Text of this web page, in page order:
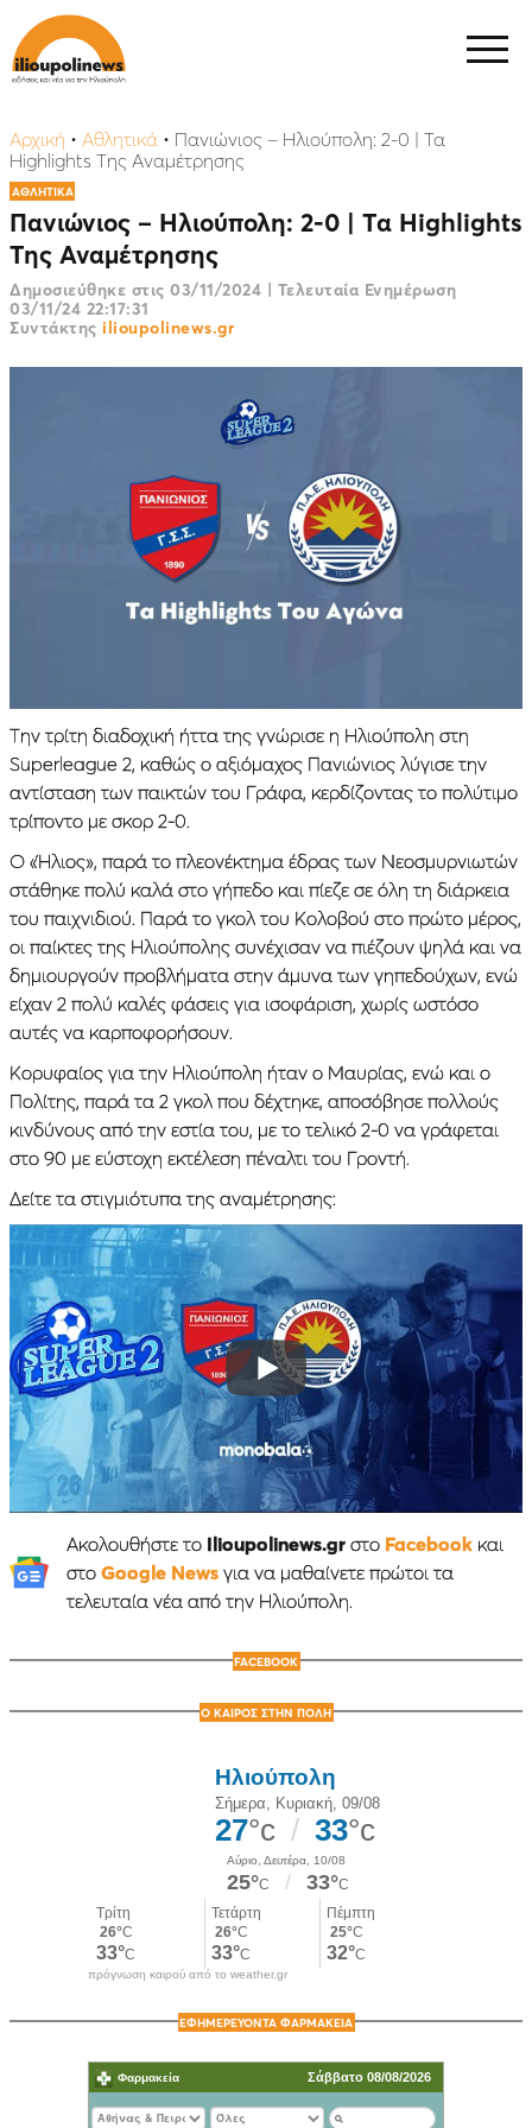
Αρχική • Αθλητικά • Πανιώνιος – Ηλιούπολη: 2-0 | Τα
Highlights Της Αναμέτρησης
ΑΘΛΗΤΙΚΑ
Πανιώνιος – Ηλιούπολη: 2-0 | Τα Highlights
Της Αναμέτρησης
Δημοσιεύθηκε στις 03/11/2024 | Τελευταία Ενημέρωση
03/11/24 22:17:31
Συντάκτης ilioupolinews.gr
Την τρίτη διαδοχική ήττα της γνώρισε η Ηλιούπολη στη
Superleague 2, καθώς ο αξιόμαχος Πανιώνιος λύγισε την
αντίσταση των παικτών του Γράφα, κερδίζοντας το πολύτιμο
τρίποντο με σκορ 2-0.
Ο «Ήλιος», παρά το πλεονέκτημα έδρας των Νεοσμυρνιωτών
στάθηκε πολύ καλά στο γήπεδο και πίεζε σε όλη τη διάρκεια
του παιχνιδιού. Παρά το γκολ του Κολοβού στο πρώτο μέρος,
οι παίκτες της Ηλιούπολης συνέχισαν να πιέζουν ψηλά και να
δημιουργούν προβλήματα στην άμυνα των γηπεδούχων, ενώ
είχαν 2 πολύ καλές φάσεις για ισοφάριση, χωρίς ωστόσο
αυτές να καρποφορήσουν.
Κορυφαίος για την Ηλιούπολη ήταν ο Μαυρίας, ενώ και ο
Πολίτης, παρά τα 2 γκολ που δέχτηκε, αποσόβησε πολλούς
κινδύνους από την εστία του, με το τελικό 2-0 να γράφεται
στο 90 με εύστοχη εκτέλεση πέναλτι του Γροντή.
Δείτε τα στιγμιότυπα της αναμέτρησης:
Ακολουθήστε το Ilioupolinews.grστο Facebookκαι
στο Google Newsγια να μαθαίνετε πρώτοι τα
τελευταία νέα από την Ηλιούπολη.
FACEBOOK
Ο ΚΑΙΡΟΣ ΣΤΗΝ ΠΟΛΗ
πρόγνωση καιρού από το weather.gr
ΕΦΗΜΕΡΕΥΟΝΤΑ ΦΑΡΜΑΚΕΙΑ